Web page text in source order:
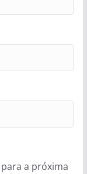
a próxima